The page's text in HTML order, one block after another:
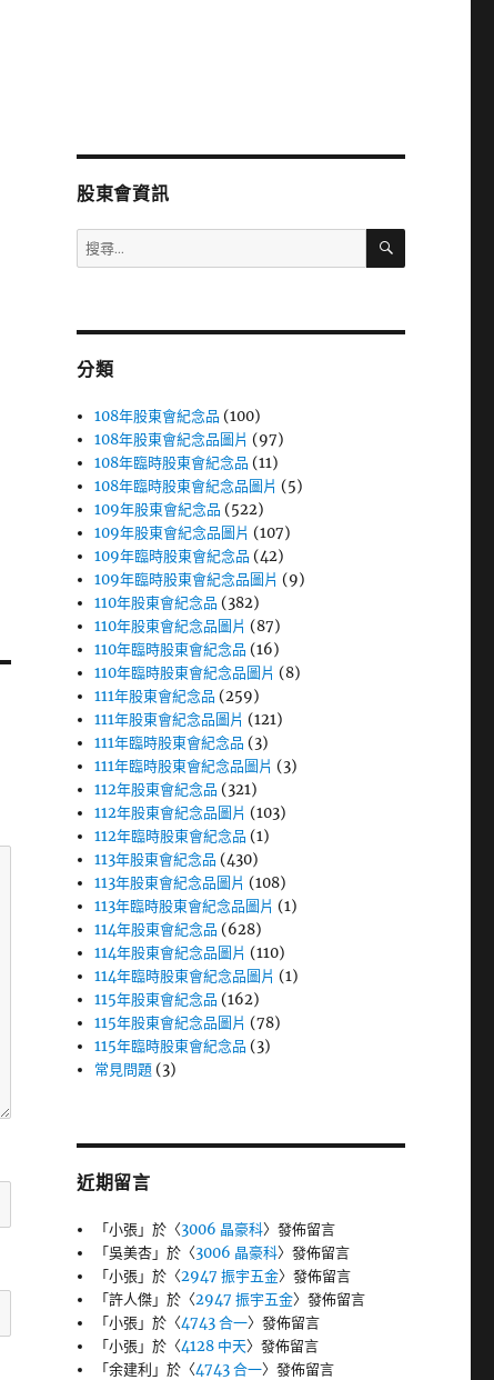
股東會資訊
搜
尋
字:
搜
分類
108年股東會紀念品 (100)
108年股東會紀念品圖片 (97)
108年臨時股東會紀念品 (11)
108年臨時股東會紀念品圖片 (5)
109年股東會紀念品 (522)
109年股東會紀念品圖片 (107)
109年臨時股東會紀念品 (42)
109年臨時股東會紀念品圖片 (9)
110年股東會紀念品 (382)
110年股東會紀念品圖片 (87)
110年臨時股東會紀念品 (16)
110年臨時股東會紀念品圖片 (8)
111年股東會紀念品 (259)
111年股東會紀念品圖片 (121)
111年臨時股東會紀念品 (3)
111年臨時股東會紀念品圖片 (3)
112年股東會紀念品 (321)
112年股東會紀念品圖片 (103)
112年臨時股東會紀念品 (1)
113年股東會紀念品 (430)
113年股東會紀念品圖片 (108)
113年臨時股東會紀念品圖片 (1)
114年股東會紀念品 (628)
114年股東會紀念品圖片 (110)
114年臨時股東會紀念品圖片 (1)
115年股東會紀念品 (162)
115年股東會紀念品圖片 (78)
115年臨時股東會紀念品 (3)
常見問題 (3)
近期留言
「小張」於〈3006 晶豪科〉發佈留言
「吳美杏」於〈3006 晶豪科〉發佈留言
「小張」於〈2947 振宇五金〉發佈留言
「許人傑」於〈2947 振宇五金〉發佈留言
「小張」於〈4743 合一〉發佈留言
「小張」於〈4128 中天〉發佈留言
「余建利 」於〈4743 合一〉發佈留言